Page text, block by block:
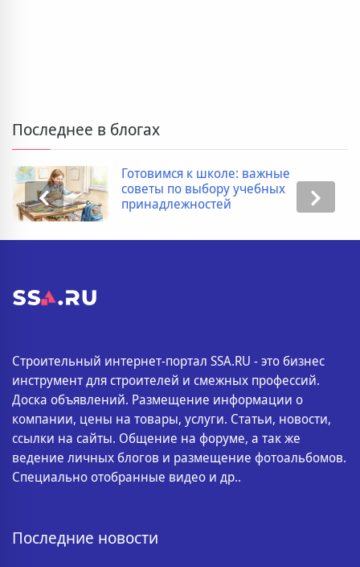
Последнее в блогах
Готовимся к школе: важные
советы по выбору учебных
принадлежностей
Строительный интернет-портал SSA.RU - это бизнес
инструмент для строителей и смежных профессий.
Доска объявлений. Размещение информации о
компании, цены на товары, услуги. Статьи, новости,
ссылки на сайты. Общение на форуме, а так же
ведение личных блогов и размещение фотоальбомов.
Специально отобранные видео и др..
Последние новости